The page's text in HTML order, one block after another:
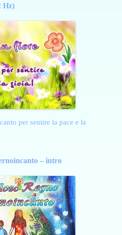
Hz)
per sentire la pace e la
– intro